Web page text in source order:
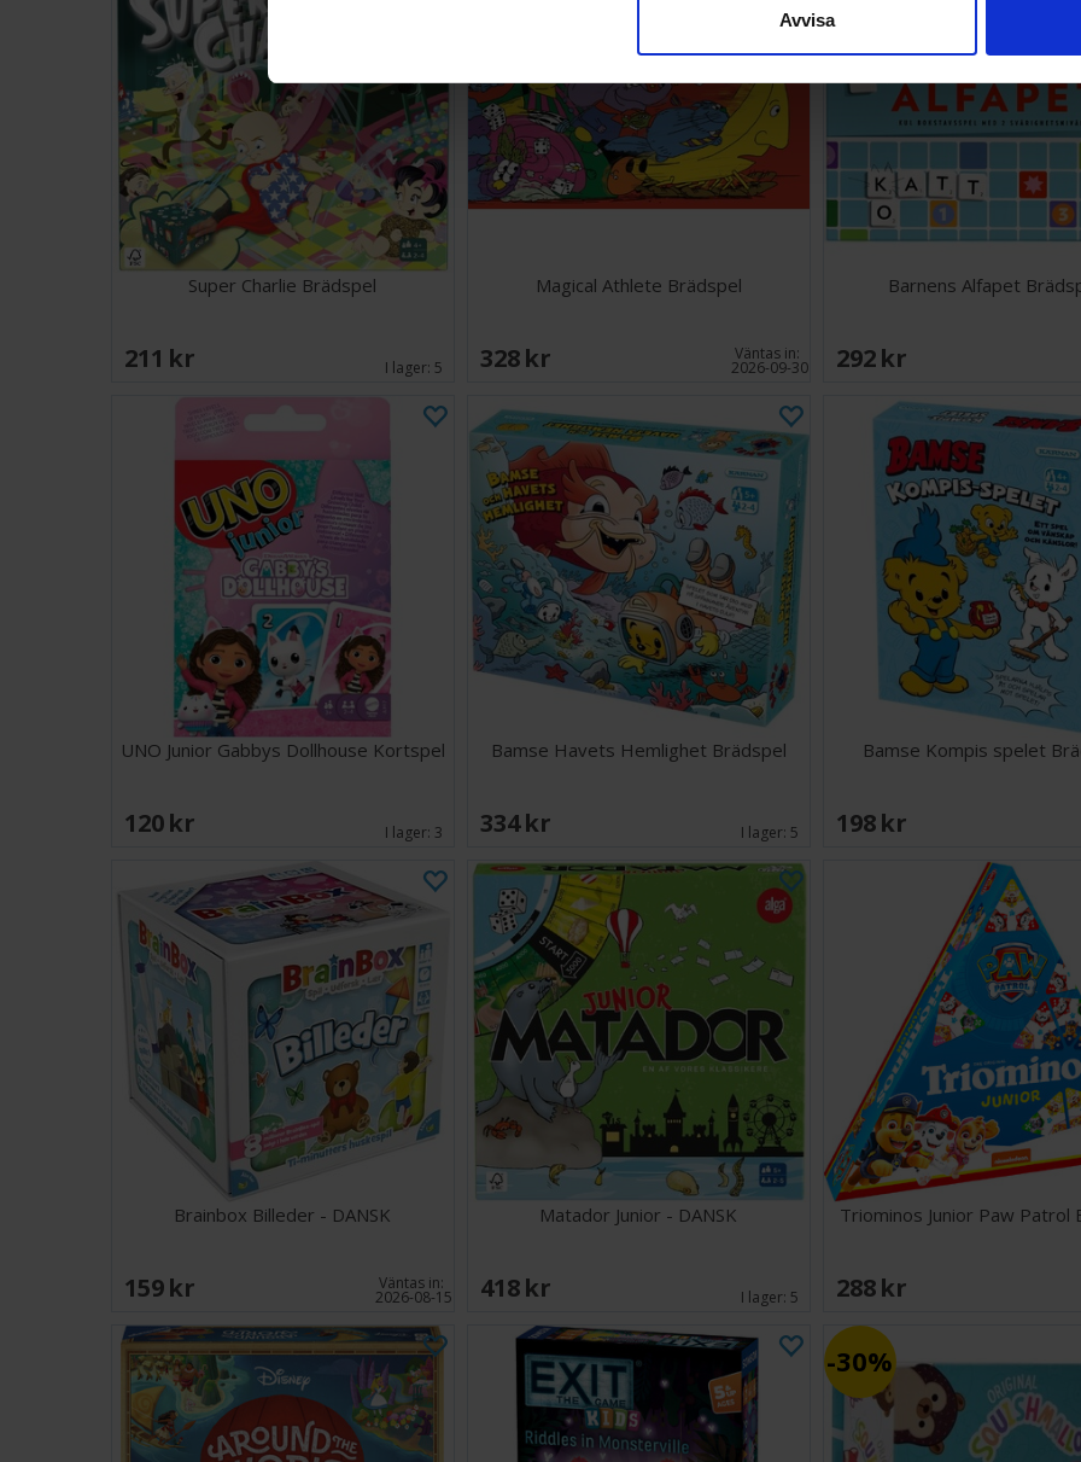
Avvisa
Super Charlie Brädspel
211 SEK I lager: 5
Magical Athlete Brädspel
328 SEK Väntas in:
2026-09-30
Barnens Alfapet
292 SEK
UNO Junior Gabbys Dollhouse Kortspel
120 SEK I lager: 3
Bamse Havets Hemlighet Brädspel
334 SEK I lager: 5
Bamse Kompis spelet
198 SEK
Brainbox Billeder - DANSK
159 SEK Väntas in:
2026-08-15
Matador Junior - DANSK
418 SEK I lager: 5
Triominos Junior Paw Patrol
288 SEK
30%